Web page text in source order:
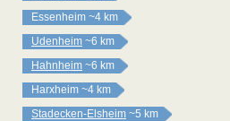
Essenheim ~4 km
Udenheim ~6 km
Hahnheim ~6 km
Harxheim ~4 km
Stadecken-Elsheim ~5 km